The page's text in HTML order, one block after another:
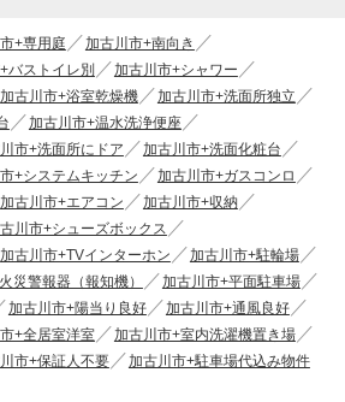
+専用庭
加古川市+南向き
バストイレ別
加古川市+シャワー
加古川市+浴室乾燥機
加古川市+洗面所独立
加古川市+温水洗浄便座
市+洗面所にドア
加古川市+洗面化粧台
+システムキッチン
加古川市+ガスコンロ
加古川市+エアコン
加古川市+収納
川市+シューズボックス
加古川市+TVインターホン
加古川市+駐輪場
災警報器（報知機）
加古川市+平面駐車場
加古川市+陽当り良好
加古川市+通風良好
+全居室洋室
加古川市+室内洗濯機置き場
市+保証人不要 加古川市+駐車場代込み物件